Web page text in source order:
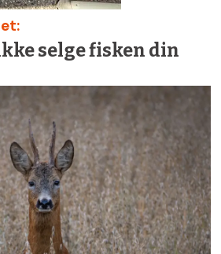
selge fisken din